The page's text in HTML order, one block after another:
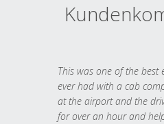
This was one of the best
ever had with a cab
at the airport and the
for over an hour and